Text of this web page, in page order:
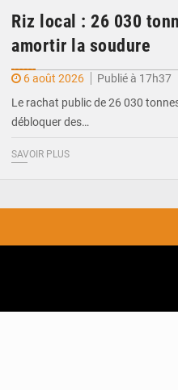
Riz local : 26 030
amortir la soudure
6 août 2026
Publié à 17h37
Le rachat public de 26 030
débloquer des…
SAVOIR PLUS